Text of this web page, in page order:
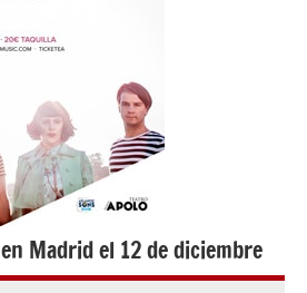
Madrid el 12 de diciembre